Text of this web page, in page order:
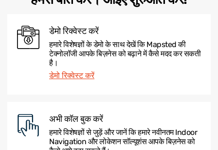
डेमो रिक्वेस्ट करें
हमारे विशेषज्ञों के डेमो के साथ देखें कि Mapsted की
टेक्नोलॉजी आपके बिज़नेस को बढ़ाने में कैसे मदद कर सकती
है।
डेमो रिक्वेस्ट करें
अभी कॉल बुक करें
हमारे विशेषज्ञों से जुड़ें और जानें कि हमारे नवीनतम Indoor
Navigation और लोकेशन सॉल्यूशंस आपके बिज़नेस को